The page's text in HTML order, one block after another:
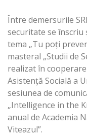
Între demersurile
securitate se
tema „Tu poţi
masteral „Studii de
realizat în
Asistenţă Socială a
sesiunea de
„Intelligence in the
anual de Academia
Viteazul”.